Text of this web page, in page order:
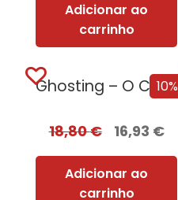
Adicionar ao
carrinho
10%
Ghosting – O Caminho para o Sexo
18,80€ 16,93 €
Adicionar ao
carrinho